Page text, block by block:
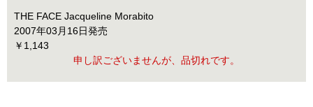
THE FACE Jacqueline Morabito
2007年03月16日発売
￥1,143
申し訳ございませんが、品切れです。